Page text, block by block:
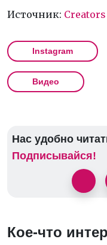
Источник: Creators
Instagram
Видео
Нас удобно
Подписывайся!
Кое-что